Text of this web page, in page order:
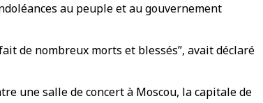
au peuple et au gouvernement
de nombreux morts et blessés”, avait déclaré
une salle de concert à Moscou, la capitale de